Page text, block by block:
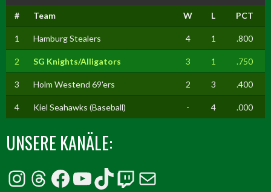
# Team W L PCT
1 Hamburg Stealers 4 1 .800
2 SG Knights/Alligators 3 1 .750
3 Holm Westend 69'ers 2 3 .400
4 Kiel Seahawks (Baseball) - 4 .000
UNSERE KANÄLE:
Instagram
Threads
Facebook
YouTube
TikTok
Twitch
E-Mail